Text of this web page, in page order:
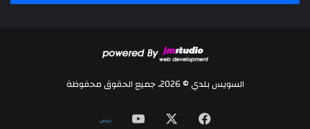
السويس بلدي © 2026، جميع الحقوق محفوظة
فيسبوك ‫YouTube